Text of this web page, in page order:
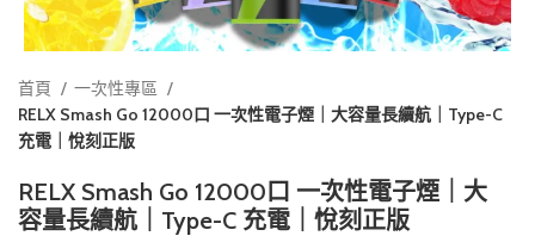
首頁
一次性專區
RELX Smash Go 12000口 一次性電子煙｜大容量長續航｜Type-C
充電｜悅刻正版
RELX Smash Go 12000口 一次性電子煙｜大
容量長續航｜Type-C 充電｜悅刻正版